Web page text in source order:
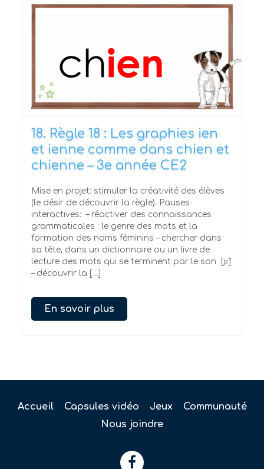
18. Règle 18 : Les graphies ien
et ienne comme dans chien et
chienne – 3e année CE2
Mise en projet: stimuler la créativité des élèves
(le désir de découvrir la règle). Pauses
interactives: – réactiver des connaissances
grammaticales : le genre des mots et la
formation des noms féminins – chercher dans
sa tête, dans un dictionnaire ou un livre de
lecture des mots qui se terminent par le son [jɛ̃]
– découvrir la […]
En savoir plus
Accueil Capsules vidéo Jeux
Communauté
Nous joindre